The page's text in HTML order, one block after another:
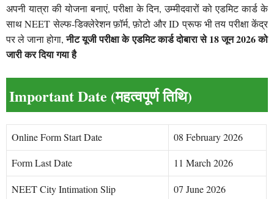
अपनी यात्रा की योजना बनाएं, परीक्षा के दिन, उम्मीदवारों को एडमिट कार्ड के
साथ NEET सेल्फ-डिक्लेरेशन फ़ॉर्म, फ़ोटो और ID प्रूफ भी तय परीक्षा केंद्र
पर ले जाना होगा,नीट यूजी परीक्षा के एडमिट कार्ड दोबारा से 18 जून 2026 को
जारी कर दिया गया है
Important Date (महत्वपूर्ण तिथि)
Online Form Start Date
08 February 2026
Form Last Date
11 March 2026
NEET City Intimation Slip 07 June 2026